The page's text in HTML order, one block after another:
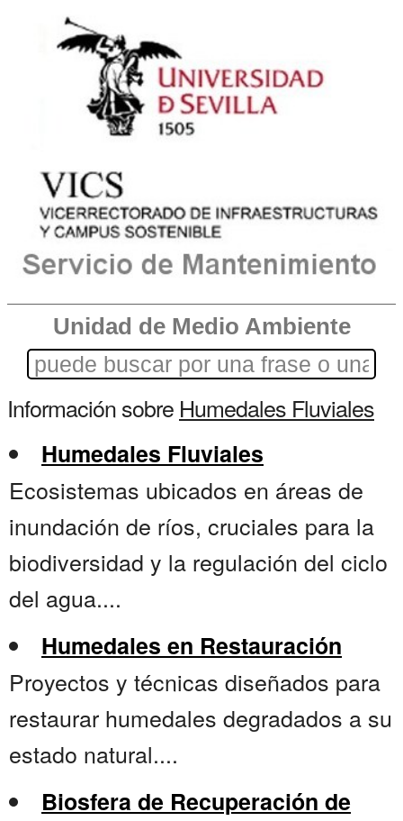
Unidad de Medio Ambiente
Información sobre Humedales Fluviales
Humedales Fluviales
Ecosistemas ubicados en áreas de
inundación de ríos, cruciales para la
biodiversidad y la regulación del ciclo
del agua....
Humedales en Restauración
Proyectos y técnicas diseñados para
restaurar humedales degradados a su
estado natural....
Biosfera de Recuperación de